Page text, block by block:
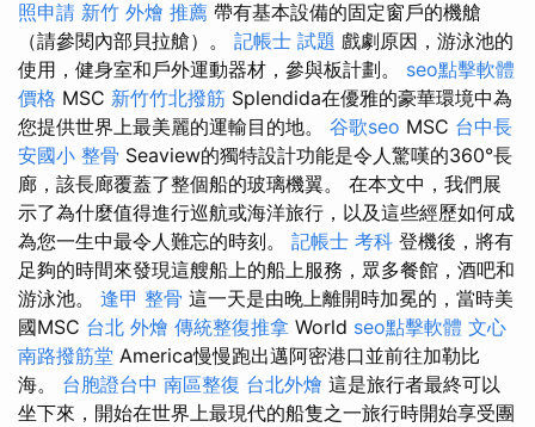
照申請 新竹 外燴 推薦 帶有基本設備的固定窗戶的機艙
（請參閱內部貝拉艙）。 記帳士 試題 戲劇原因，游泳池的
使用，健身室和戶外運動器材，參與板計劃。 seo點擊軟體
價格 MSC 新竹竹北撥筋 Splendida在優雅的豪華環境中為
您提供世界上最美麗的運輸目的地。 谷歌seo MSC 台中長
安國小 整骨 Seaview的獨特設計功能是令人驚嘆的360°長
廊，該長廊覆蓋了整個船的玻璃機翼。 在本文中，我們展
示了為什麼值得進行巡航或海洋旅行，以及這些經歷如何成
為您一生中最令人難忘的時刻。 記帳士 考科 登機後，將有
足夠的時間來發現這艘船上的船上服務，眾多餐館，酒吧和
游泳池。 逢甲 整骨 這一天是由晚上離開時加冕的，當時美
國MSC 台北 外燴 傳統整復推拿 World seo點擊軟體 文心
南路撥筋堂 America慢慢跑出邁阿密港口並前往加勒比
海。 台胞證台中 南區整復 台北外燴 這是旅行者最終可以
坐下來，開始在世界上最現代的船隻之一旅行時開始享受團